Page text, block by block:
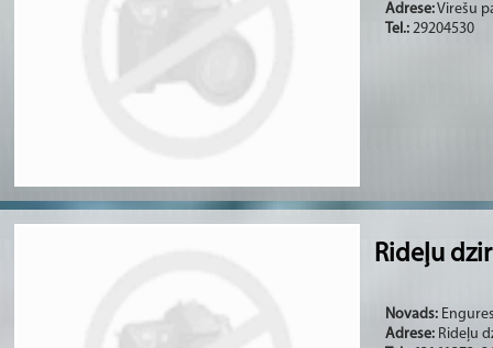
Adrese:Virešu
Tel.: 29204530
Rideļu
Novads:
Adrese: Rideļu